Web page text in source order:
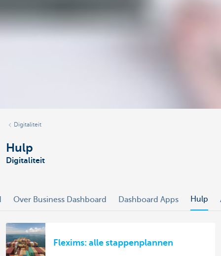
Digitaliteit
Hulp
Digitaliteit
Over Business Dashboard Dashboard Apps Hulp
Flexims: alle stappenplannen